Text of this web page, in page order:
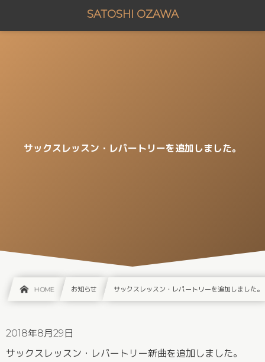
SATOSHI OZAWA
サックスレッスン・レパートリーを追加しました。
HOME お知らせ サックスレッスン・レパートリーを追加しました。
2018年8月29日
サックスレッスン・レパートリー新曲を追加しました。